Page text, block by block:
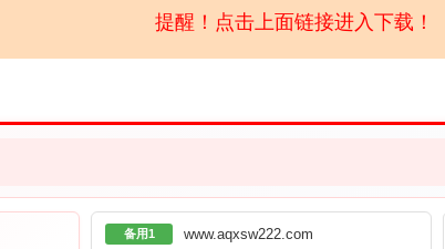
提醒！点击上面链接进入下载！
备用1 www.aqxsw222.com